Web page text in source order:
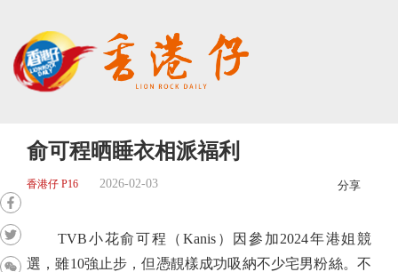
俞可程晒睡衣相派福利
香港仔 P16 2026-02-03 分享
TVB小花俞可程（Kanis）因參加2024年港姐競
選，雖10強止步，但憑靚樣成功吸納不少宅男粉絲。不